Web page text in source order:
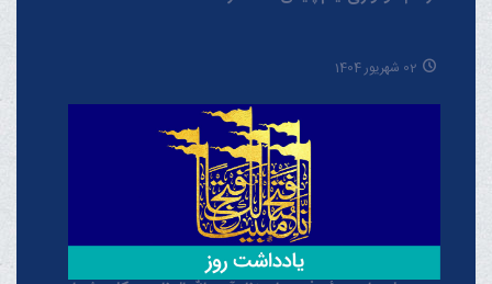
02 شهریور 1404